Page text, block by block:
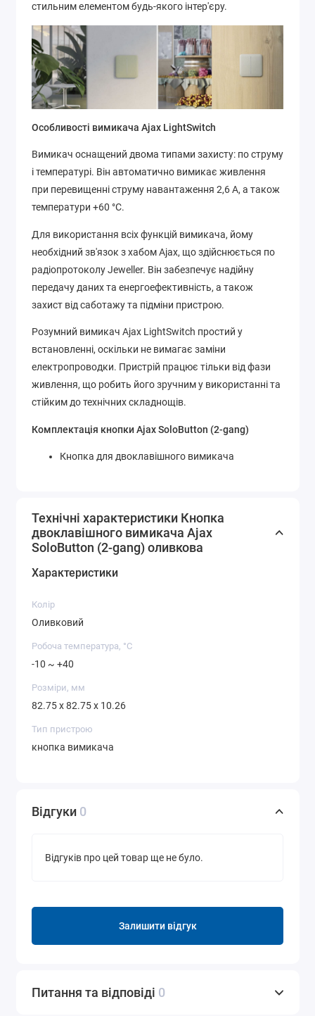
стильним елементом будь-якого інтер'єру.
Особливості вимикача Ajax LightSwitch
Вимикач оснащений двома типами захисту: по струму
і температурі. Він автоматично вимикає живлення
при перевищенні струму навантаження 2,6 А, а також
температури +60 °C.
Для використання всіх функцій вимикача, йому
необхідний зв'язок з хабом Ajax, що здійснюється по
радіопротоколу Jeweller. Він забезпечує надійну
передачу даних та енергоефективність, а також
захист від саботажу та підміни пристрою.
Розумний вимикач Ajax LightSwitch простий у
встановленні, оскільки не вимагає заміни
електропроводки. Пристрій працює тільки від фази
живлення, що робить його зручним у використанні та
стійким до технічних складнощів.
Комплектація кнопки Ajax SoloButton (2-gang)
Кнопка для двоклавішного вимикача
Технічні характеристики Кнопка
двоклавішного вимикача Ajax
SoloButton (2-gang) оливкова
Характеристики
Колір
Оливковий
Робоча температура, °C
-10 ~ +40
Розміри, мм
82.75 x 82.75 x 10.26
Тип пристрою
кнопка вимикача
Відгуки 0
Відгуків про цей товар ще не було.
Залишити відгук
Питання та відповіді 0